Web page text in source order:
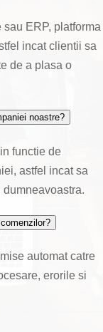
ERP, platforma
incat clientii sa
de a plasa o
noastre?
functie de
astfel incat sa
automat catre
erorile si